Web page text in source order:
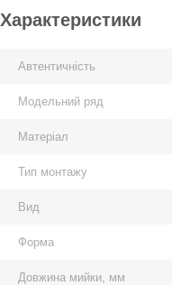
Характеристики
Автентичність
Модельний ряд
Матеріал
Тип монтажу
Вид
Форма
Довжина мийки, мм